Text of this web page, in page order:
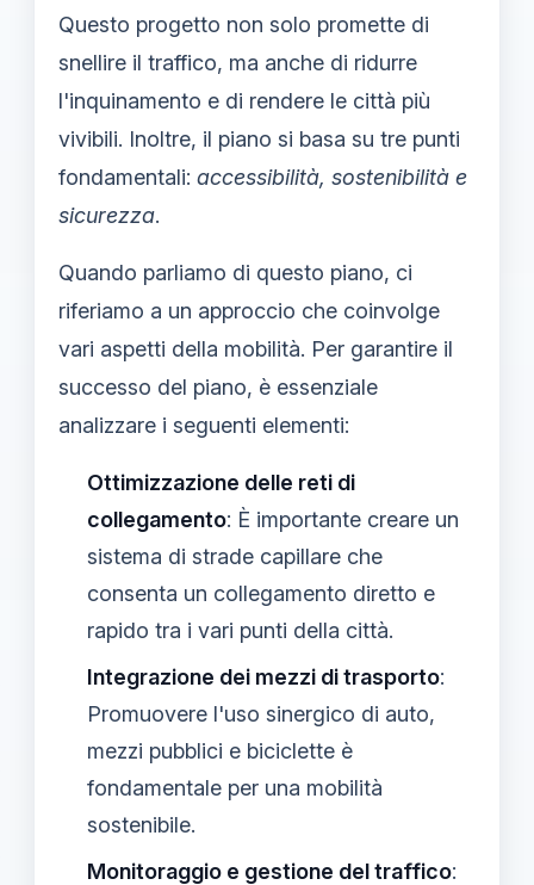
Questo progetto non solo promette di
snellire il traffico, ma anche di ridurre
l'inquinamento e di rendere le città più
vivibili. Inoltre, il piano si basa su tre punti
fondamentali: accessibilità, sostenibilità e
sicurezza.
Quando parliamo di questo piano, ci
riferiamo a un approccio che coinvolge
vari aspetti della mobilità. Per garantire il
successo del piano, è essenziale
analizzare i seguenti elementi:
Ottimizzazione delle reti di
collegamento: È importante creare un
sistema di strade capillare che
consenta un collegamento diretto e
rapido tra i vari punti della città.
Integrazione dei mezzi di trasporto:
Promuovere l'uso sinergico di auto,
mezzi pubblici e biciclette è
fondamentale per una mobilità
sostenibile.
Monitoraggio e gestione del traffico: